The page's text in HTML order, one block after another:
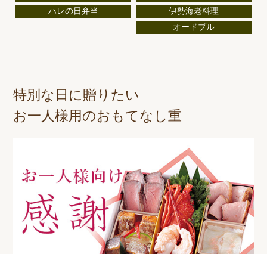
伊勢海老料理
ハレの日弁当
オードブル
特別な日に贈りたい
お一人様用のおもてなし重